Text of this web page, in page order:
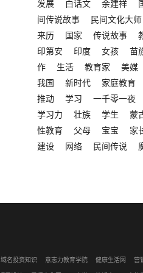
发展 白话文 余建祥
间传说故事
民间文化大师
来历
国家 传说故事
印第安
印度 女孩 苗
作
生活 教育家 美媒
我国
新时代 家庭教育
推动
学习 一千零一夜
学习力
壮族 学生 蒙
性教育
父母 宝宝 家
建设
网络 民间传说
域名投资知识 意志力教育学院 健康生活网 营